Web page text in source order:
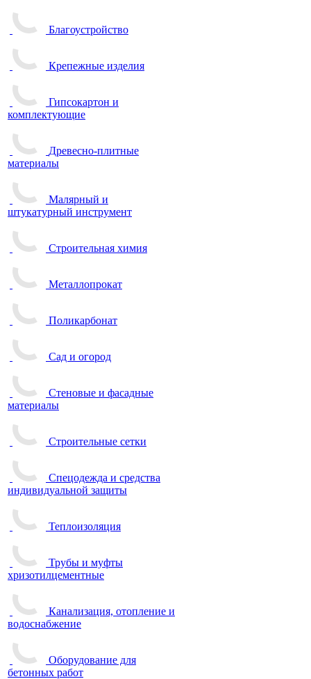
Благоустройство
Крепежные изделия
Гипсокартон и
комплектующие
Древесно-плитные
материалы
Малярный и
штукатурный инструмент
Строительная химия
Металлопрокат
Поликарбонат
Сад и огород
Стеновые и фасадные
материалы
Строительные сетки
Спецодежда и средства
индивидуальной защиты
Теплоизоляция
Трубы и муфты
хризотилцементные
Канализация, отопление и
водоснабжение
Оборудование для
бетонных работ